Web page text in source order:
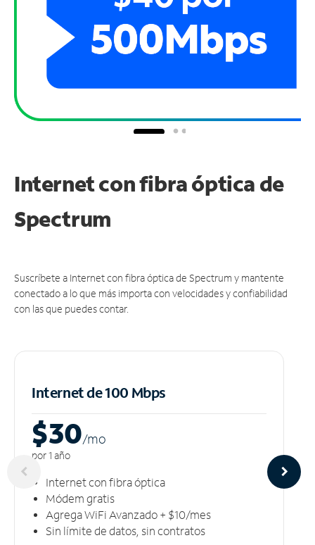
Internet con fibra óptica de
Spectrum
Suscríbete a Internet con fibra óptica de Spectrum y mantente
conectado a lo que más importa con velocidades y confiabilidad
con las que puedes contar.
Internet de 100 Mbps
$30/mo
por 1 año
Internet con fibra óptica
Módem gratis
Agrega WiFi Avanzado + $10/mes
Sin límite de datos, sin contratos